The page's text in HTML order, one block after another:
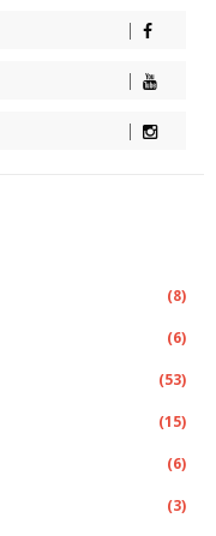
(8)
(6)
(53)
(15)
(6)
(3)